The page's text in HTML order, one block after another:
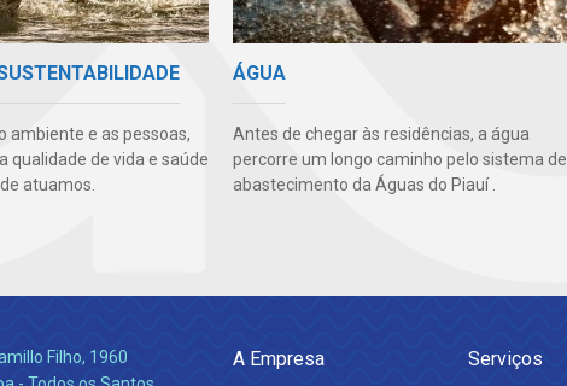
ambiente e as pessoas,
qualidade de vida e saúde
atuamos.
ÁGUA
Antes de chegar às residências, a água
percorre um longo caminho pelo sistema de
abastecimento da Águas do Piauí .
Filho, 1960
A Empresa Serviços